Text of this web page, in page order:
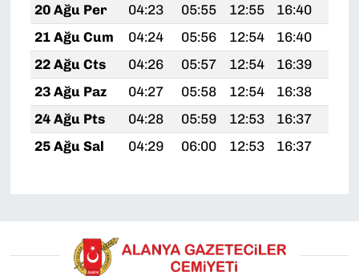
20 Ağu Per
04:23 05:55 12:55 16:40
21 Ağu Cum
04:24 05:56 12:54 16:40
22 Ağu Cts
04:26 05:57 12:54 16:39
23 Ağu Paz
04:27 05:58 12:54 16:38
24 Ağu Pts
04:28 05:59 12:53 16:37
25 Ağu Sal
04:29 06:00 12:53 16:37